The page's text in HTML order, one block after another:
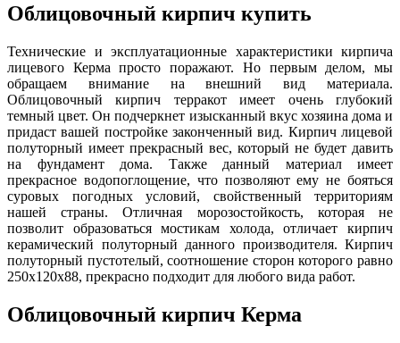
Облицовочный кирпич купить
Технические и эксплуатационные характеристики кирпича
лицевого Керма просто поражают. Но первым делом, мы
обращаем внимание на внешний вид материала.
Облицовочный кирпич терракот имеет очень глубокий
темный цвет. Он подчеркнет изысканный вкус хозяина дома и
придаст вашей постройке законченный вид. Кирпич лицевой
полуторный имеет прекрасный вес, который не будет давить
на фундамент дома. Также данный материал имеет
прекрасное водопоглощение, что позволяют ему не бояться
суровых погодных условий, свойственный территориям
нашей страны. Отличная морозостойкость, которая не
позволит образоваться мостикам холода, отличает кирпич
керамический полуторный данного производителя. Кирпич
полуторный пустотелый, соотношение сторон которого равно
250х120х88, прекрасно подходит для любого вида работ.
Облицовочный кирпич Керма